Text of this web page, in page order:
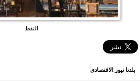
النفط
بلدنا نيوز الاقتصادى